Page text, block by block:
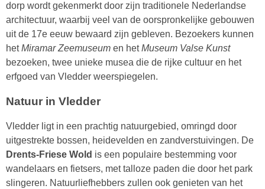
dorp wordt gekenmerkt door zijn traditionele Nederlandse
architectuur, waarbij veel van de oorspronkelijke gebouwen
uit de 17e eeuw bewaard zijn gebleven. Bezoekers kunnen
hetMiramar Zeemuseum en hetMuseum Valse Kunst
bezoeken, twee unieke musea die de rijke cultuur en het
erfgoed van Vledder weerspiegelen.
Natuur in Vledder
Vledder ligt in een prachtig natuurgebied, omringd door
uitgestrekte bossen, heidevelden en zandverstuivingen. De
Drents-Friese Wold is een populaire bestemming voor
wandelaars en fietsers, met talloze paden die door het park
slingeren. Natuurliefhebbers zullen ook genieten van het